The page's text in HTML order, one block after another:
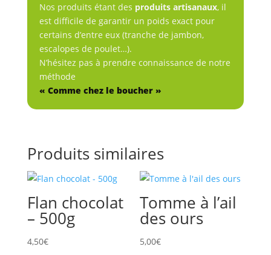
Munster
Nos produits étant des produits artisanaux, il
est difficile de garantir un poids exact pour
certains d’entre eux (tranche de jambon,
escalopes de poulet…).
N’hésitez pas à prendre connaissance de notre
méthode
« Comme chez le boucher »
Produits similaires
Flan chocolat
– 500g
4,50€
Tomme à l’ail
des ours
5,00€